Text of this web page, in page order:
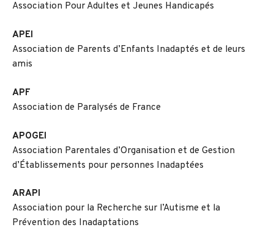
Association Pour Adultes et Jeunes Handicapés
APEI
Association de Parents d’Enfants Inadaptés et de leurs
amis
APF
Association de Paralysés de France
APOGEI
Association Parentales d’Organisation et de Gestion
d’Établissements pour personnes Inadaptées
ARAPI
Association pour la Recherche sur l’Autisme et la
Prévention des Inadaptations